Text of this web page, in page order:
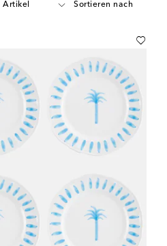
Artikel Sortieren nach